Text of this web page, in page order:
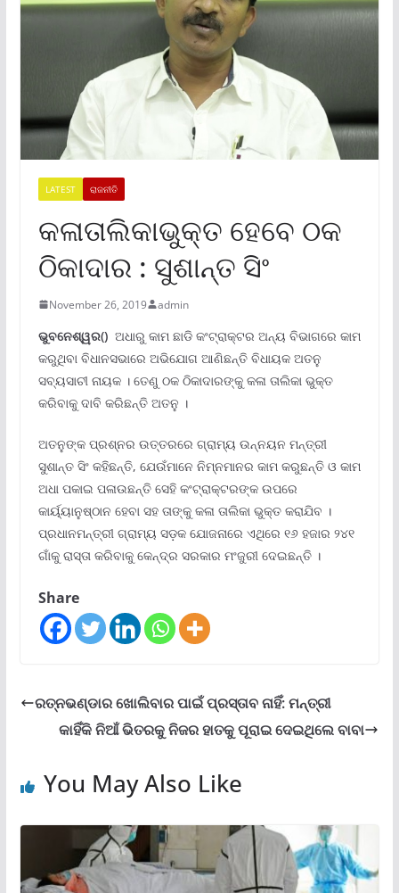
LATEST ରାଜନୀତି
କଳାତାଲିକାଭୁକ୍ତ ହେବେ ଠକ
ଠିକାଦାର : ସୁଶାନ୍ତ ସିଂ
November 26, 2019 admin
ଭୁବନେଶ୍ୱର()ଅଧାରୁ କାମ ଛାଡି କଂଟ୍ରାକ୍ଟର ଅନ୍ୟ ବିଭାଗରେ କାମ
କରୁଥିବା ବିଧାନସଭାରେ ଅଭିଯୋଗ ଆଣିଛନ୍ତି ବିଧାୟକ ଅତନୁ
ସବ୍ୟସାଚୀ ନାୟକ । ତେଣୁ ଠକ ଠିକାଦାରଙ୍କୁ କଳା ତାଲିକା ଭୁକ୍ତ
କରିବାକୁ ଦାବି କରିଛନ୍ତି ଅତନୁ ।
ଅତନୁଙ୍କ ପ୍ରଶ୍ନର ଉତ୍ତରରେ ଗ୍ରାମ୍ୟ ଉନ୍ନୟନ ମନ୍ତ୍ରୀ
ସୁଶାନ୍ତ ସିଂ କହିଛନ୍ତି, ଯେଉଁମାନେ ନିମ୍ନମାନର କାମ କରୁଛନ୍ତି ଓ କାମ
ଅଧା ପକାଇ ପଳାଉଛନ୍ତି ସେହି କଂଟ୍ରାକ୍ଟରଙ୍କ ଉପରେ
କାର୍ୟ୍ୟାନୁଷ୍ଠାନ ହେବା ସହ ତାଙ୍କୁ କଳା ତାଲିକା ଭୁକ୍ତ କରାଯିବ ।
ପ୍ରଧାନମନ୍ତ୍ରୀ ଗ୍ରାମ୍ୟ ସଡ଼କ ଯୋଜନାରେ ଏଥିରେ ୧୬ ହଜାର ୨୪୧
ଗାଁକୁ ରାସ୍ତା କରିବାକୁ କେନ୍ଦ୍ର ସରକାର ମଂଜୁରୀ ଦେଇଛନ୍ତି ।
Share
ରତ୍ନଭଣ୍ଡାର ଖୋଲିବାର ପାଇଁ ପ୍ରସ୍ତାବ ନାହିଁ: ମନ୍ତ୍ରୀ
କାହିଁକି ନିଆଁ ଭିତରକୁ ନିଜର ହାତକୁ ପୂରାଇ ଦେଇଥିଲେ ବାବା
You May Also Like